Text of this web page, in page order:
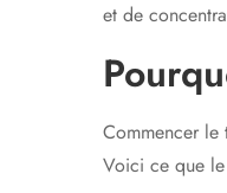
et de
Commencer le
Voici ce que